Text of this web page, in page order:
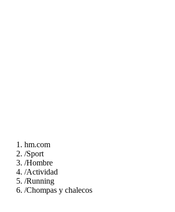
hm.com
/Sport
/Hombre
/Actividad
/Running
/Chompas y chalecos